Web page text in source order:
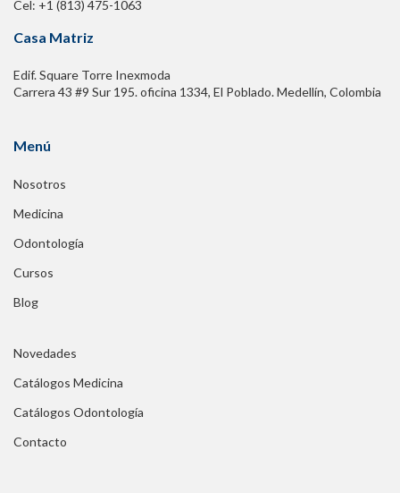
Cel: +1 (813) 475-1063
Casa Matriz
Edif. Square Torre Inexmoda
Carrera 43 #9 Sur 195. oficina 1334, El Poblado. Medellín, Colombia
Menú
Nosotros
Medicina
Odontología
Cursos
Blog
Novedades
Catálogos Medicina
Catálogos Odontología
Contacto